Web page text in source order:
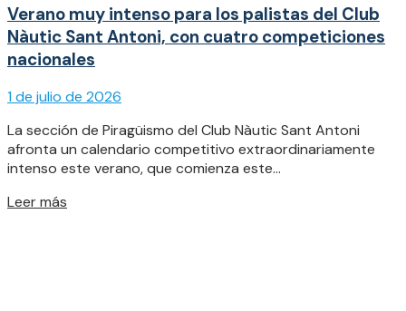
Verano muy intenso para los palistas del Club
Nàutic Sant Antoni, con cuatro competiciones
nacionales
1 de julio de 2026
La sección de Piragüismo del Club Nàutic Sant Antoni
afronta un calendario competitivo extraordinariamente
intenso este verano, que comienza este...
Leer más